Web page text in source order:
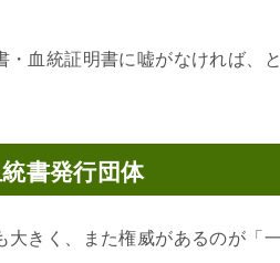
・血統証明書に嘘がなければ、
書発行団体
大きく、また権威があるのが